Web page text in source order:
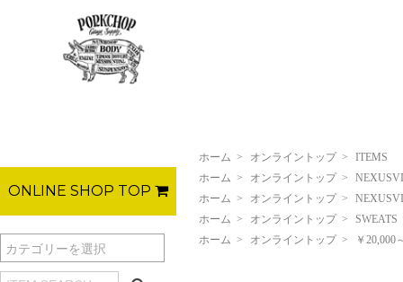
ホーム > オンライントップ >
ITEMS
ホーム > オンライントップ >
ホーム > オンライントップ >
ホーム > オンライントップ >
SWEATS
ホーム > オンライントップ > ￥20,000
ONLINE SHOP TOP